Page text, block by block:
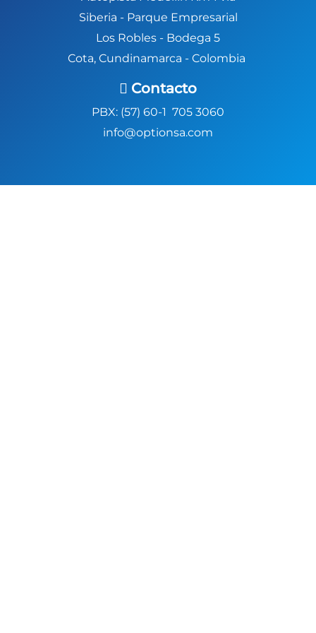
Siberia - Parque Empresarial
Los Robles - Bodega 5
Cota, Cundinamarca - Colombia
Contacto
PBX: (57) 60-1 705 3060
info@optionsa.com